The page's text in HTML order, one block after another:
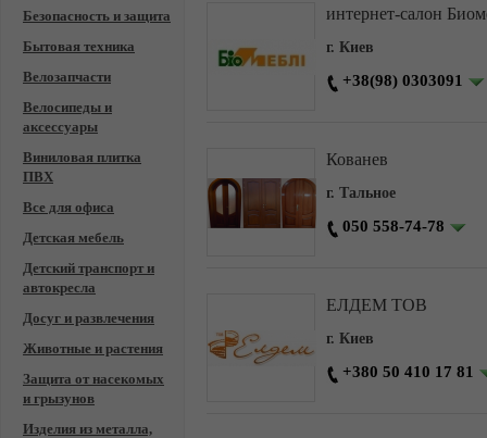
Безопасность и защита
Бытовая техника
Велозапчасти
Велосипеды и
аксессуары
Виниловая плитка
ПВХ
Все для офиса
Детская мебель
Детский транспорт и
автокресла
Досуг и развлечения
Животные и растения
Защита от насекомых
и грызунов
Изделия из металла,
интернет-салон
г. Киев
+38(98) 0303091
Кованев
г. Тальное
050 558-74-78
ЕЛДЕМ ТОВ
г. Киев
+380 50 410 17 81